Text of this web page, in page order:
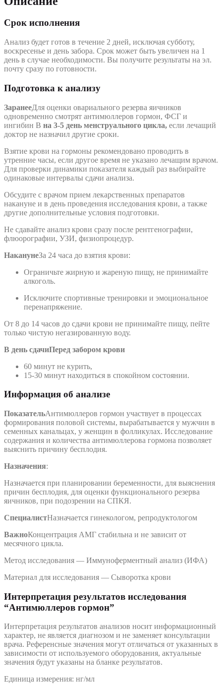
Срок исполнения
Анализ будет готов в течение 2 дней, исключая субботу,
воскресенье и день забора. Срок может быть увеличен на 1
день в случае необходимости. Вы получите результаты на эл.
почту сразу по готовности.
Подготовка к анализу
ЗаранееДля оценки овариального резерва яичников
одновременно смотрят антимюллеров гормон, ФСГ и
ингибин B на 3-5 день менструального цикла, если лечащий
доктор не назначил другие сроки.
Взятие крови на гормоны рекомендовано проводить в
утренние часы, если другое время не указано лечащим врачом.
Для проверки динамики показателя каждый раз выбирайте
одинаковые интервалы сдачи анализа.
Обсудите с врачом прием лекарственных препаратов
накануне и в день проведения исследования крови, а также
другие дополнительные условия подготовки.
Не сдавайте анализ крови сразу после рентгенографии,
флюорографии, УЗИ, физиопроцедур.
НаканунеЗа 24 часа до взятия крови:
Ограничьте жирную и жареную пищу, не принимайте
алкоголь.
Исключите спортивные тренировки и эмоциональное
перенапряжение.
От 8 до 14 часов до сдачи крови не принимайте пищу, пейте
только чистую негазированную воду.
В день сдачиПеред забором крови
60 минут не курить,
15-30 минут находиться в спокойном состоянии.
Информация об анализе
ПоказательАнтимюллеров гормон участвует в процессах
формирования половой системы, вырабатывается у мужчин в
семенных канальцах, у женщин в фолликулах. Исследование
содержания и количества антимюллерова гормона позволяет
выяснить причину бесплодия.
Назначения:
Назначается при планировании беременности, для выяснения
причин бесплодия, для оценки функционального резерва
яичников, при подозрении на СПКЯ.
СпециалистНазначается гинекологом, репродуктологом
ВажноКонцентрация АМГ стабильна и не зависит от
месячного цикла.
Метод исследования — Иммуноферментный анализ (ИФА)
Материал для исследования — Сыворотка крови
Интерпретация результатов исследования
“Антимюллеров гормон”
Интерпретация результатов анализов носит информационный
характер, не является диагнозом и не заменяет консультации
врача. Референсные значения могут отличаться от указанных в
зависимости от используемого оборудования, актуальные
значения будут указаны на бланке результатов.
Единица измерения: нг/мл